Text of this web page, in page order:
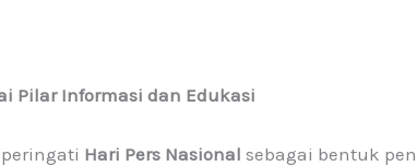
Pilar Informasi dan Edukasi
Hari Pers Nasional sebagai bentuk